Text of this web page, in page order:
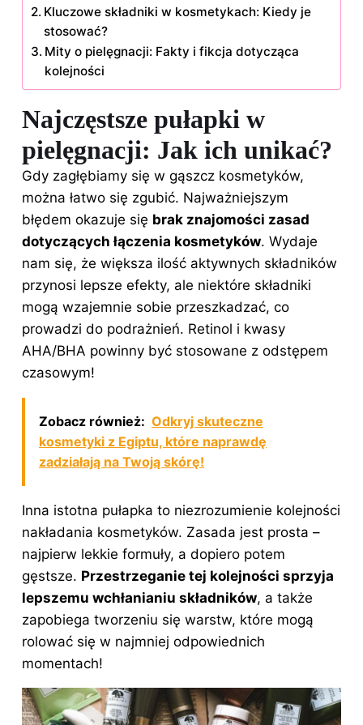
Kluczowe składniki w kosmetykach: Kiedy je
stosować?
Mity o pielęgnacji: Fakty i fikcja dotycząca
kolejności
Najczęstsze pułapki w
pielęgnacji: Jak ich unikać?
Gdy zagłębiamy się w gąszcz kosmetyków,
można łatwo się zgubić. Najważniejszym
błędem okazuje się brak znajomości zasad
dotyczących łączenia kosmetyków. Wydaje
nam się, że większa ilość aktywnych składników
przynosi lepsze efekty, ale niektóre składniki
mogą wzajemnie sobie przeszkadzać, co
prowadzi do podrażnień. Retinol i kwasy
AHA/BHA powinny być stosowane z odstępem
czasowym!
Zobacz również: Odkryj skuteczne
kosmetyki z Egiptu, które naprawdę
zadziałają na Twoją skórę!
Inna istotna pułapka to niezrozumienie kolejności
nakładania kosmetyków. Zasada jest prosta –
najpierw lekkie formuły, a dopiero potem
gęstsze. Przestrzeganie tej kolejności sprzyja
lepszemu wchłanianiu składników, a także
zapobiega tworzeniu się warstw, które mogą
rolować się w najmniej odpowiednich
momentach!